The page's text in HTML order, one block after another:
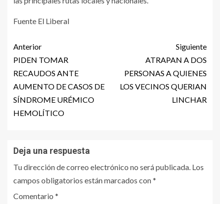
Fuente El Liberal
Anterior
PIDEN TOMAR
RECAUDOS ANTE
AUMENTO DE CASOS DE
SÍNDROME URÉMICO
HEMOLÍTICO
Siguiente
ATRAPAN A DOS
PERSONAS A QUIENES
LOS VECINOS QUERIAN
LINCHAR
Deja una respuesta
Tu dirección de correo electrónico no será publicada. Los
campos obligatorios están marcados con*
Comentario *